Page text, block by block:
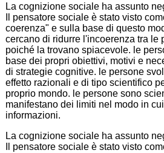
La cognizione sociale ha assunto
Il pensatore sociale è stato visto
coerenza" e sulla base di questo
cercano di ridurre l'incoerenza tra le
poiché la trovano spiacevole. le
base dei propri obiettivi, motivi e
di strategie cognitive. le persone
effetto razionali e di tipo scientifico
proprio mondo. le persone sono
manifestano dei limiti nel modo in
informazioni.
La cognizione sociale ha assunto
Il pensatore sociale è stato visto